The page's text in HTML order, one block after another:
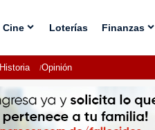
Cine Loterías Finanzas
Historia Opinión